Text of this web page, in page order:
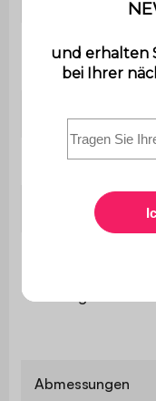
Zahl der Beine
/ Füße
Gewicht
Verwendung
Kollektion
Abmessungen